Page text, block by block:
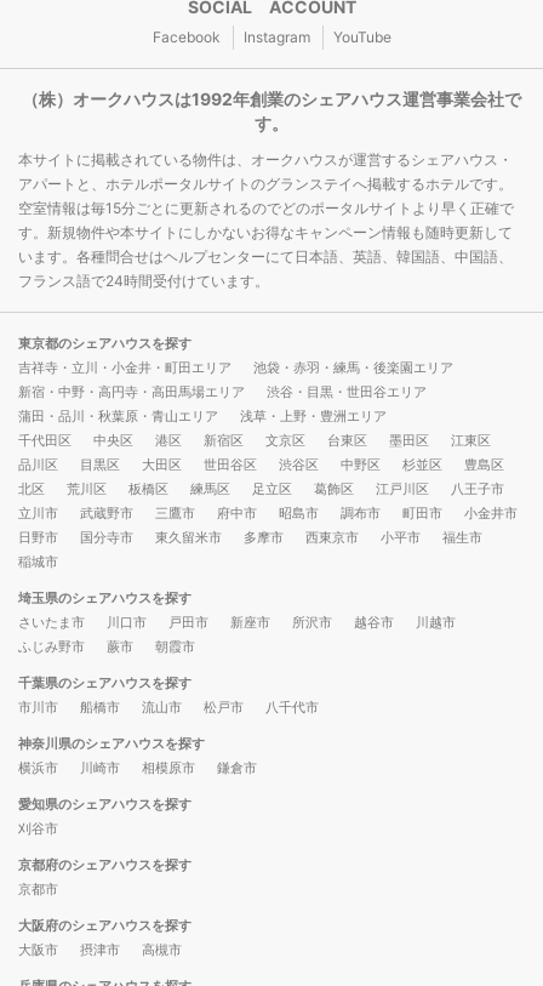
SOCIAL ACCOUNT
Facebook Instagram YouTube
（株）オークハウスは1992年創業のシェアハウス運営事業会社で
す。
本サイトに掲載されている物件は、オークハウスが運営するシェアハウス・
アパートと、ホテルポータルサイトのグランステイへ掲載するホテルです。
空室情報は毎15分ごとに更新されるのでどのポータルサイトより早く正確で
す。新規物件や本サイトにしかないお得なキャンペーン情報も随時更新して
います。各種問合せはヘルプセンターにて日本語、英語、韓国語、中国語、
フランス語で24時間受付けています。
東京都のシェアハウスを探す
吉祥寺・立川・小金井・町田エリア
池袋・赤羽・練馬・後楽園エリア
新宿・中野・高円寺・高田馬場エリア
渋谷・目黒・世田谷エリア
蒲田・品川・秋葉原・青山エリア
浅草・上野・豊洲エリア
千代田区
中央区 港区 新宿区 文京区 台東区 墨田区
江東区
品川区
目黒区 大田区 世田谷区 渋谷区 中野区 杉並区
豊島区
北区
荒川区 板橋区 練馬区 足立区 葛飾区 江戸川区
八王子市
立川市
武蔵野市 三鷹市 府中市 昭島市 調布市 町田市
小金井市
日野市
国分寺市 東久留米市 多摩市 西東京市 小平市
福生市
稲城市
埼玉県のシェアハウスを探す
さいたま市
川口市 戸田市 新座市 所沢市 越谷市
川越市
ふじみ野市
蕨市 朝霞市
千葉県のシェアハウスを探す
市川市
船橋市 流山市 松戸市 八千代市
神奈川県のシェアハウスを探す
横浜市
川崎市 相模原市 鎌倉市
愛知県のシェアハウスを探す
刈谷市
京都府のシェアハウスを探す
京都市
大阪府のシェアハウスを探す
大阪市
摂津市 高槻市